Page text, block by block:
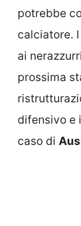
potrebbe
calciatore.
ai
prossima
difensivo e
caso di